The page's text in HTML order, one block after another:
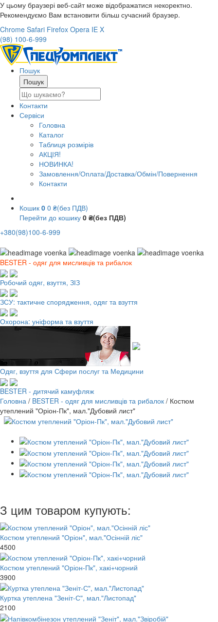
У цьому браузері веб-сайт може відображатися некоректно.
Рекомендуємо Вам встановити більш сучасний браузер.
Chrome Safari Firefox Opera IE X
(98) 100-6-999
Пошук
Контакти
Сервіси
Головна
Каталог
Таблиця розмірів
АКЦІЯ!
НОВИНКА!
Замовлення/Оплата/Доставка/Обмін/Повернення
Контакти
Кошик 0 0 ₴(без ПДВ)
Перейти до кошику 0 ₴(без ПДВ)
+380(98)100-6-999
BESTER - одяг для мисливців та рибалок
Робочий одяг, взуття, ЗІЗ
ЗСУ: тактичне спорядження, одяг та взуття
Охорона: уніформа та взуття
Одяг, взуття для Сфери послуг та Медицини
BESTER - дитячий камуфляж
Головна / BESTER - одяг для мисливців та рибалок / Костюм
утеплений "Оріон-Пк", мал."Дубовий лист"
З цим товаром купують:
Костюм утеплений "Оріон", мал."Осінній ліс"
4500
Костюм утеплений "Оріон-Пк", хакі+чорний
3900
Куртка утеплена "Зеніт-С", мал."Листопад"
2100